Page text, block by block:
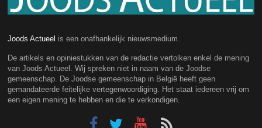
Joods Actueel is een onafhankelijk nieuwsmedium.
De artikels en opiniestukken van de redactie vertolken enkel de mening
van Joods Actueel. Wij spreken niet in naam van de Joodse
gemeenschap. De Joodse gemeenschap in België heeft geen
gemandateerde feitelijke vertegenwoordiging. Het staat iedereen vrij om
een eigen mening te hebben en die te verkondigen.